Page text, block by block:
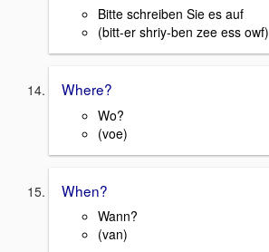
Bitte schreiben Sie es auf
(bitt-er shriy-ben zee ess owf)
Where?
Wo?
(voe)
When?
Wann?
(van)